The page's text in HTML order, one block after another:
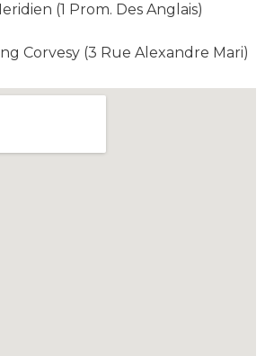
(1 Prom. Des Anglais)
Corvesy (3 Rue Alexandre Mari)